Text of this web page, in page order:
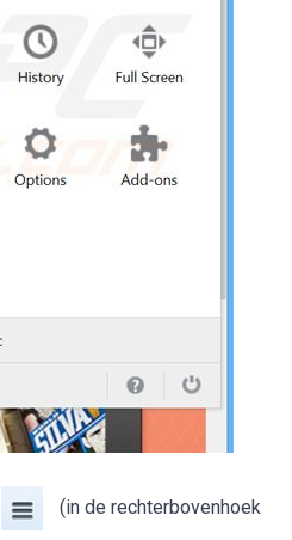
(in de rechterbovenhoek